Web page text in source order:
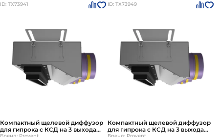
ID: ТХ73941
Компактный щелевой диффузор
для гипрока с КСД на 3 выхода
Бренд: Provent
ID: ТХ73949
Компактный щелевой диффузор
для гипрока с КСД на 3 выхода
Бренд: Provent